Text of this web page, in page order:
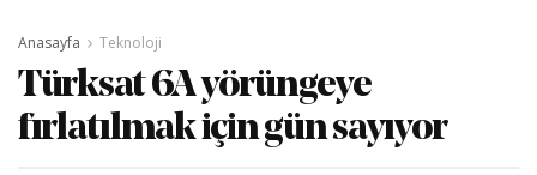
Anasayfa Teknoloji
Türksat 6A yörüngeye
fırlatılmak için gün sayıyor